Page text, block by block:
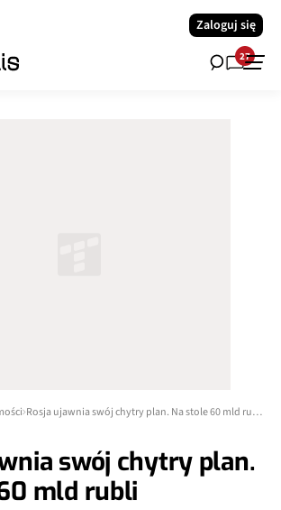
Zaloguj się
27
swój chytry plan.
mld rubli